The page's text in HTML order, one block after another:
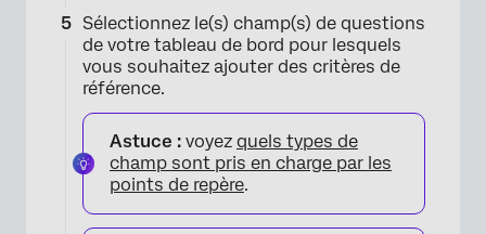
×
Sélectionnez le(s) champ(s) de questions
de votre tableau de bord pour lesquels
vous souhaitez ajouter des critères de
référence.
Astuce : voyez quels types de
champ sont pris en charge par les
points de repère.